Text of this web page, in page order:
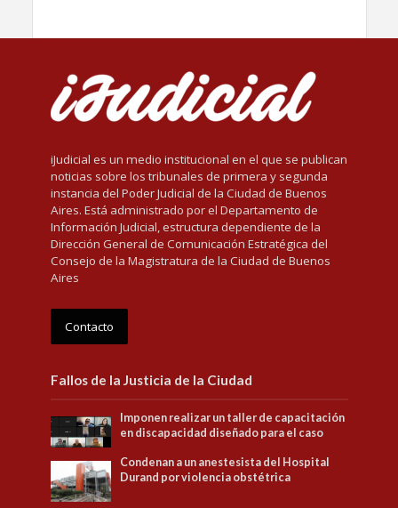
iJudicial es un medio institucional en el que se publican
noticias sobre los tribunales de primera y segunda
instancia del Poder Judicial de la Ciudad de Buenos
Aires. Está administrado por el Departamento de
Información Judicial, estructura dependiente de la
Dirección General de Comunicación Estratégica del
Consejo de la Magistratura de la Ciudad de Buenos
Aires
Contacto
Fallos de la Justicia de la Ciudad
Imponen realizar un taller de capacitación
en discapacidad diseñado para el caso
Condenan a un anestesista del Hospital
Durand por violencia obstétrica